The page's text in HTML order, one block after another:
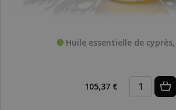
Huile essentielle de
105,37 €